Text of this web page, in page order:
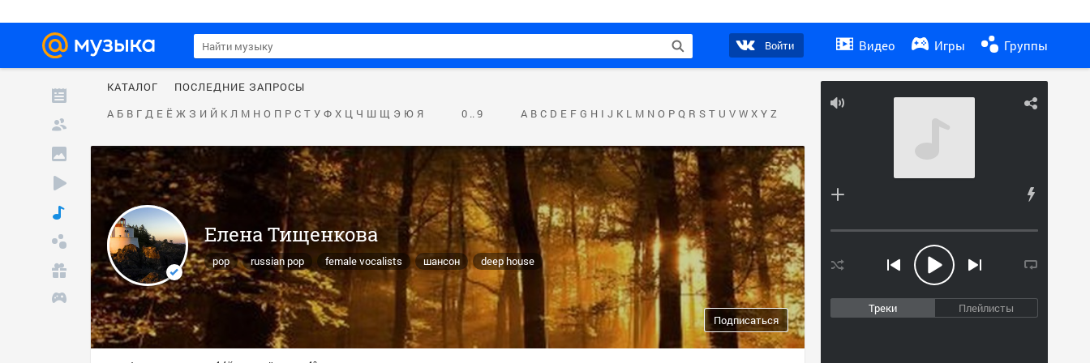
Войти Видео Игры Группы
Треки Плейлисты
КАТАЛОГ
ПОСЛЕДНИЕ ЗАПРОСЫ
А Б В Г Д Е Ё Ж З И Й К Л М Н О П Р С Т У Ф Х Ц Ч Ш Щ Э Ю Я 0 .. 9 A B C D E F G H I J K L M N O P Q R S T U V W X Y Z
Елена Тищенкова
pop russian pop female vocalists шансон deep house
Подписаться